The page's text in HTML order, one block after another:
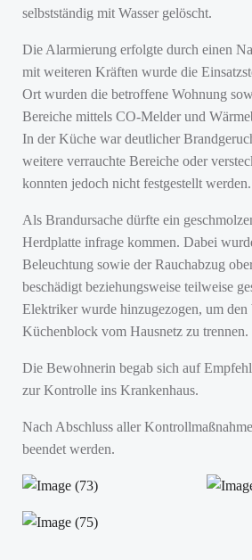
selbstständig mit Wasser gelöscht.
Die Alarmierung erfolgte durch einen
mit weiteren Kräften wurde die
Ort wurden die betroffene Wohnung
Bereiche mittels CO-Melder und
In der Küche war deutlicher
weitere verrauchte Bereiche oder
konnten jedoch nicht festgestellt werden.
Als Brandursache dürfte ein
Herdplatte infrage kommen. Dabei
Beleuchtung sowie der Rauchabzug
beschädigt beziehungsweise teilweise
Elektriker wurde hinzugezogen, um den
Küchenblock vom Hausnetz zu trennen.
Die Bewohnerin begab sich auf
zur Kontrolle ins Krankenhaus.
Nach Abschluss aller
beendet werden.